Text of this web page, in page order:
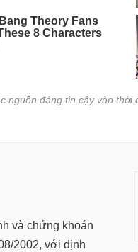
nguồn đáng tin cậy vào
và chứng khoán
2002, với định